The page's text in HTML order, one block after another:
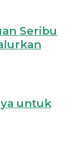
Seribu
untuk